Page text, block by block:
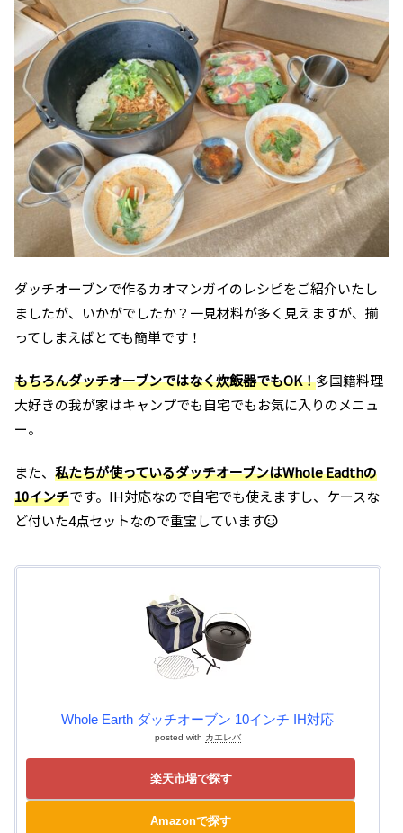
ダッチオーブンで作るカオマンガイのレシピをご紹介いたし
ましたが、いかがでしたか？一見材料が多く見えますが、揃
ってしまえばとても簡単です！
もちろんダッチオーブンではなく炊飯器でもOK！多国籍料理
大好きの我が家はキャンプでも自宅でもお気に入りのメニュ
ー。
また、 私たちが使っているダッチオーブンはWhole Eadthの
10インチです。IH対応なので自宅でも使えますし、ケースな
ど付いた4点セットなので重宝しています
Whole Earth ダッチオーブン 10インチ IH対応
posted with カエレバ
楽天市場で探す
Amazonで探す